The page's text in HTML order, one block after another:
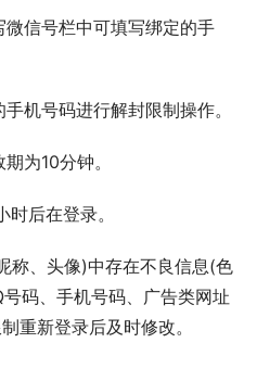
信号栏中可填写绑定的手
号码进行解封限制操作。
为10分钟。
后在登录。
、头像)中存在不良信息(色
码、手机号码、广告类网址
重新登录后及时修改。